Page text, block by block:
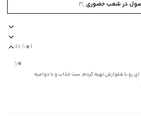
در شعب حضوری
(
4.6
)
5
با شلوارش تهیه کردم. ست جذاب و با دوامیه